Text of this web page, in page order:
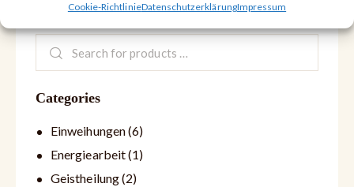
Cookie-RichtlinieDatenschutzerklärungImpressum
Search
Categories
Einweihungen(6)
Energiearbeit(1)
Geistheilung(2)